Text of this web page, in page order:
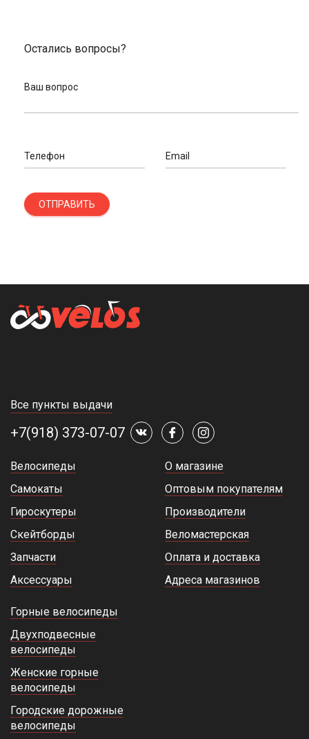
Остались вопросы?
Ваш вопрос
Телефон Email
ОТПРАВИТЬ
Все пункты выдачи
+7(918) 373-07-07
Велосипеды
Самокаты
Гироскутеры
Скейтборды
Запчасти
Аксессуары
О магазине
Оптовым покупателям
Производители
Веломастерская
Оплата и доставка
Адреса магазинов
Горные велосипеды
Двухподвесные
велосипеды
Женские горные
велосипеды
Городские дорожные
велосипеды